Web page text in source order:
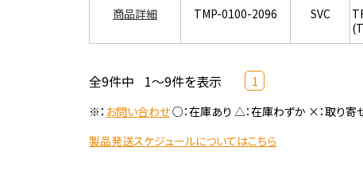
商品詳細 TMP-0100-2096 SVC
全9件中 1～9件を表示 1
※： お問い合わせ○：在庫あり △：在庫わずか ×：取り寄
製品発送スケジュールについてはこちら